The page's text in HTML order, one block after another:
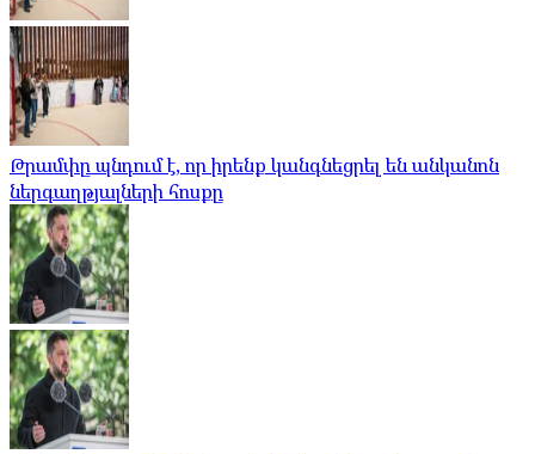
Թրամփը պնդում է, որ իրենք կանգնեցրել են անկանոն
ներգաղթյալների հոսքը